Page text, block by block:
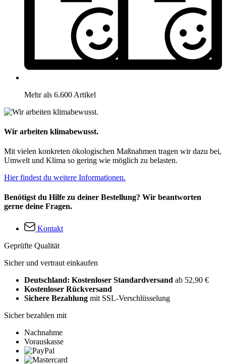
Mehr als 6.600 Artikel
Wir arbeiten klimabewusst.
Mit vielen konkreten ökologischen Maßnahmen tragen wir dazu bei,
Umwelt und Klima so gering wie möglich zu belasten.
Hier findest du weitere Informationen.
Benötigst du Hilfe zu deiner Bestellung? Wir beantworten
gerne deine Fragen.
Kontakt
Geprüfte Qualität
Sicher und vertraut einkaufen
Deutschland: Kostenloser Standardversand ab 52,90 €
Kostenloser Rückversand
Sichere Bezahlung mit SSL-Verschlüsselung
Sicher bezahlen mit
Nachnahme
Vorauskasse